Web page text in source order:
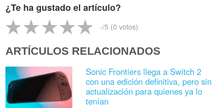
¿Te ha gustado el artículo?
-/5 (0 votos)
ARTÍCULOS RELACIONADOS
Sonic Frontiers llega a Switch 2
con una edición definitiva, pero sin
actualización para quienes ya lo
tenían